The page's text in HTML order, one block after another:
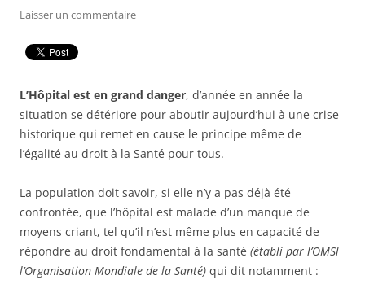
Laisser un commentaire
L’Hôpital est en grand danger, d’année en année la
situation se détériore pour aboutir aujourd’hui à une crise
historique qui remet en cause le principe même de
l’égalité au droit à la Santé pour tous.
La population doit savoir, si elle n’y a pas déjà été
confrontée, que l’hôpital est malade d’un manque de
moyens criant, tel qu’il n’est même plus en capacité de
répondre au droit fondamental à la santé (établi par l’OMSl
l’Organisation Mondiale de la Santé) qui dit notamment :